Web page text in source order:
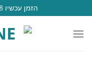
to
content
הזמן עכשיו 055-663-0918 MENZONE